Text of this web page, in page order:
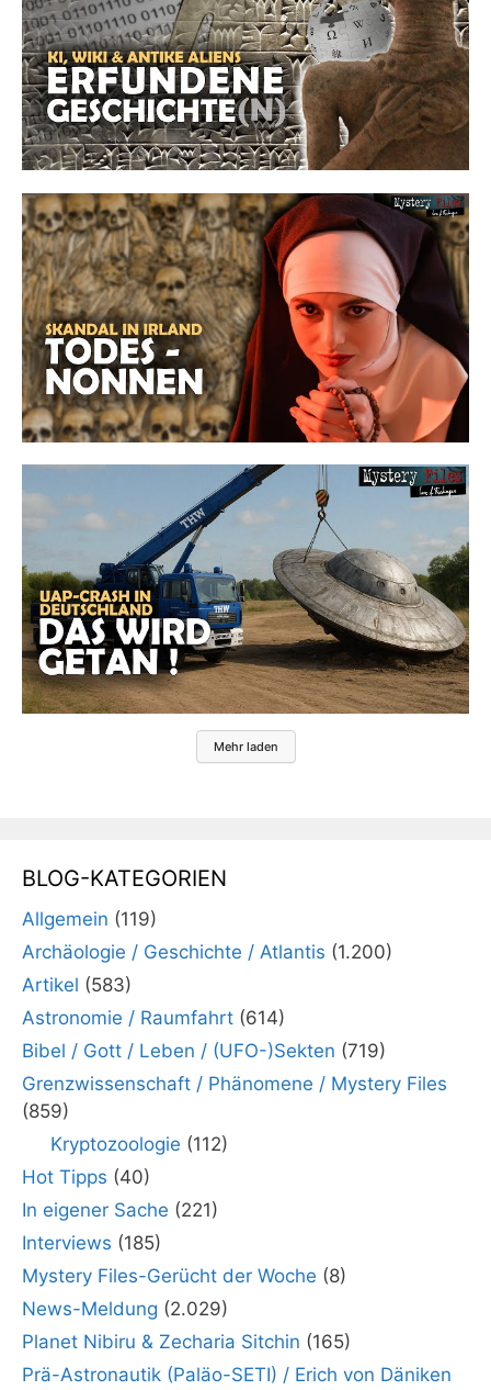
Mehr laden
BLOG-KATEGORIEN
Allgemein (119)
Archäologie / Geschichte / Atlantis (1.200)
Artikel (583)
Astronomie / Raumfahrt (614)
Bibel / Gott / Leben / (UFO-)Sekten (719)
Grenzwissenschaft / Phänomene / Mystery Files
(859)
Kryptozoologie (112)
Hot Tipps (40)
In eigener Sache (221)
Interviews (185)
Mystery Files-Gerücht der Woche (8)
News-Meldung (2.029)
Planet Nibiru & Zecharia Sitchin (165)
Prä-Astronautik (Paläo-SETI) / Erich von Däniken